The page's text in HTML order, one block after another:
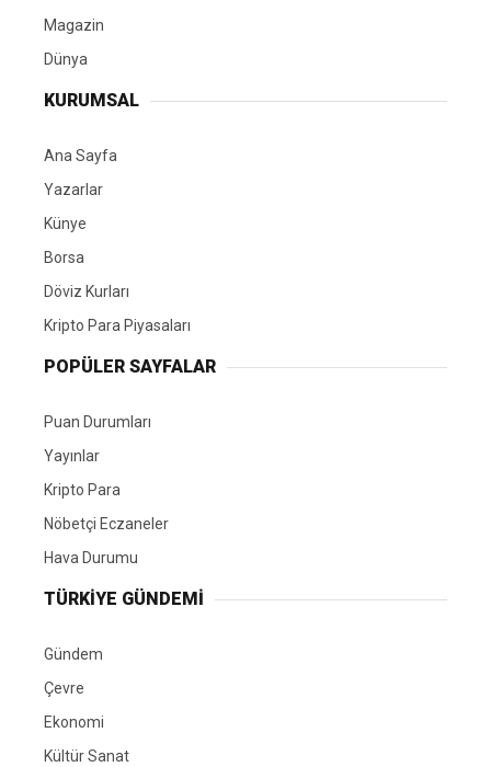
Magazin
Dünya
KURUMSAL
Ana Sayfa
Yazarlar
Künye
Borsa
Döviz Kurları
Kripto Para Piyasaları
POPÜLER SAYFALAR
Puan Durumları
Yayınlar
Kripto Para
Nöbetçi Eczaneler
Hava Durumu
TÜRKIYE GÜNDEMI
Gündem
Çevre
Ekonomi
Kültür Sanat